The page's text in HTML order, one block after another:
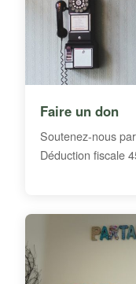
Faire un don
Soutenez-nous
Déduction fiscale